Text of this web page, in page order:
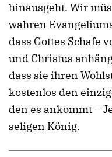
hinausgeht. Wir
wahren
dass Gottes Schafe
und Christus
dass sie ihren
kostenlos den
den es ankommt –
seligen König.